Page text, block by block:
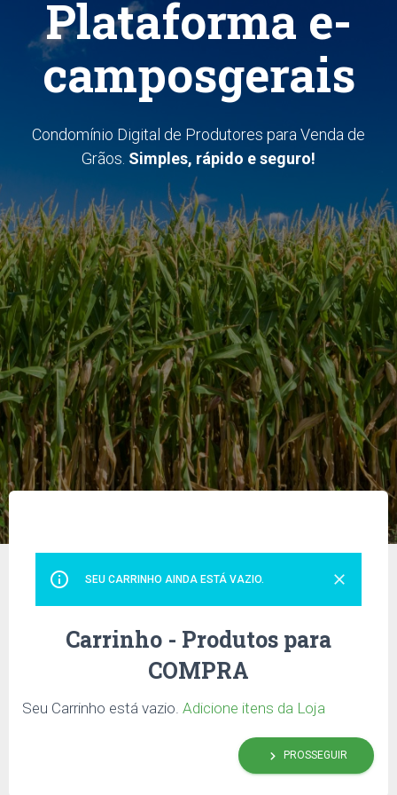
Plataforma e-
camposgerais
Condomínio Digital de Produtores para Venda de
Grãos. Simples, rápido e seguro!
info_outline SEU CARRINHO AINDA ESTÁ VAZIO. clear
Carrinho - Produtos para
COMPRA
Seu Carrinho está vazio. Adicione itens da Loja
keyboard_arrow_right PROSSEGUIR